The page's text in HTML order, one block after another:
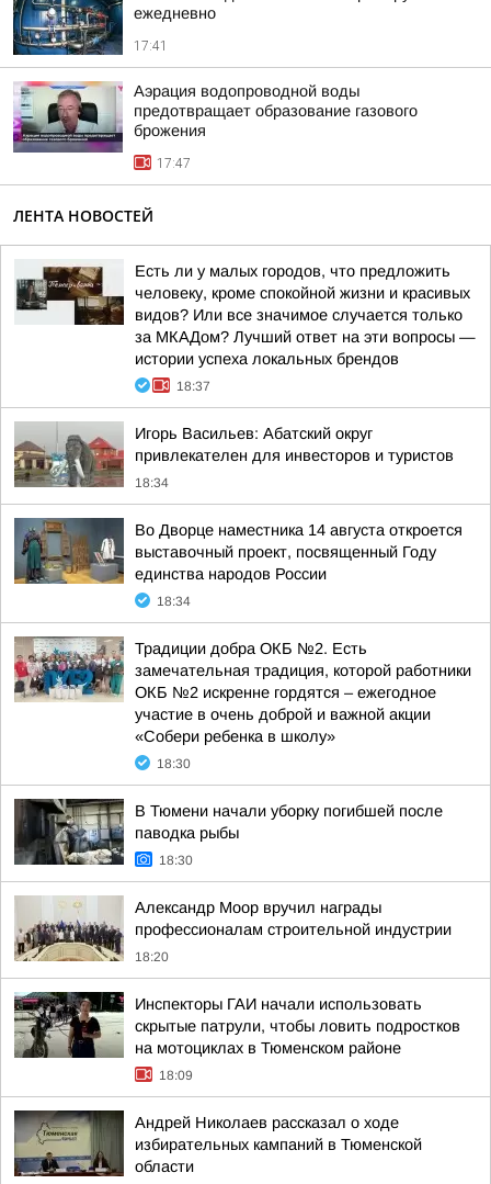
ежедневно
17:41
Аэрация водопроводной воды
предотвращает образование газового
брожения
17:47
ЛЕНТА НОВОСТЕЙ
Есть ли у малых городов, что предложить
человеку, кроме спокойной жизни и красивых
видов? Или все значимое случается только
за МКАДом? Лучший ответ на эти вопросы —
истории успеха локальных брендов
18:37
Игорь Васильев: Абатский округ
привлекателен для инвесторов и туристов
18:34
Во Дворце наместника 14 августа откроется
выставочный проект, посвященный Году
единства народов России
18:34
Традиции добра ОКБ №2. Есть
замечательная традиция, которой работники
ОКБ №2 искренне гордятся – ежегодное
участие в очень доброй и важной акции
«Собери ребенка в школу»
18:30
В Тюмени начали уборку погибшей после
паводка рыбы
18:30
Александр Моор вручил награды
профессионалам строительной индустрии
18:20
Инспекторы ГАИ начали использовать
скрытые патрули, чтобы ловить подростков
на мотоциклах в Тюменском районе
18:09
Андрей Николаев рассказал о ходе
избирательных кампаний в Тюменской
области